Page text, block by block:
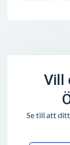
Vill
Se till att